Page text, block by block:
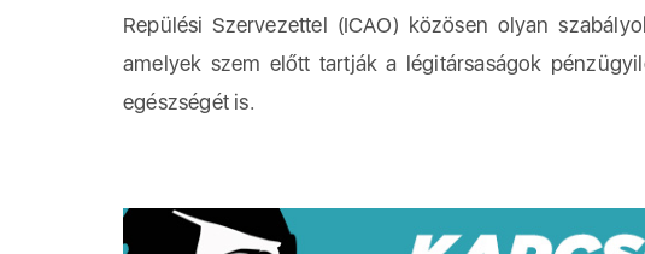
Repülési Szervezettel (ICAO) közösen olyan
amelyek szem előtt tartják a légitársaságok
egészségét is.